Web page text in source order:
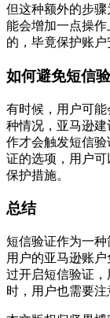
但这种额外的步
能会增加一点操
的，毕竟保护账户
如何避免短信
有时候，用户可
种情况，亚马逊
作才会触发短信
证的选项，用户
保护措施。
总结
短信验证作为一
用户的亚马逊账
过开启短信验证
时，用户也需要注